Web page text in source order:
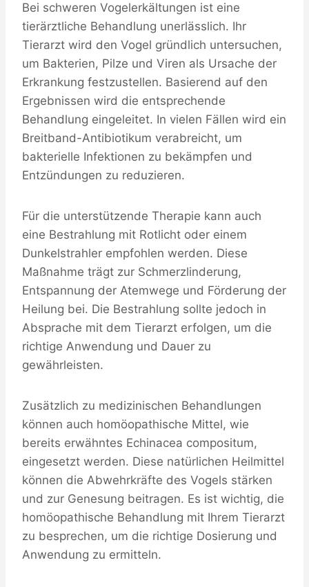
Bei schweren Vogelerkältungen ist eine
tierärztliche Behandlung unerlässlich. Ihr
Tierarzt wird den Vogel gründlich untersuchen,
um Bakterien, Pilze und Viren als Ursache der
Erkrankung festzustellen. Basierend auf den
Ergebnissen wird die entsprechende
Behandlung eingeleitet. In vielen Fällen wird ein
Breitband-Antibiotikum verabreicht, um
bakterielle Infektionen zu bekämpfen und
Entzündungen zu reduzieren.
Für die unterstützende Therapie kann auch
eine Bestrahlung mit Rotlicht oder einem
Dunkelstrahler empfohlen werden. Diese
Maßnahme trägt zur Schmerzlinderung,
Entspannung der Atemwege und Förderung der
Heilung bei. Die Bestrahlung sollte jedoch in
Absprache mit dem Tierarzt erfolgen, um die
richtige Anwendung und Dauer zu
gewährleisten.
Zusätzlich zu medizinischen Behandlungen
können auch homöopathische Mittel, wie
bereits erwähntes Echinacea compositum,
eingesetzt werden. Diese natürlichen Heilmittel
können die Abwehrkräfte des Vogels stärken
und zur Genesung beitragen. Es ist wichtig, die
homöopathische Behandlung mit Ihrem Tierarzt
zu besprechen, um die richtige Dosierung und
Anwendung zu ermitteln.